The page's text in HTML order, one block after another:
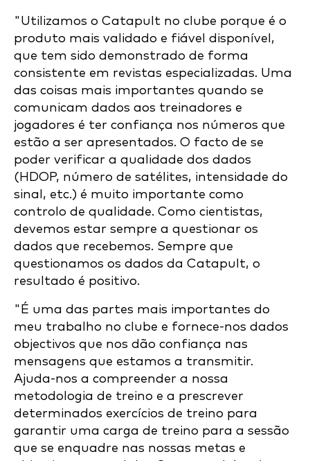
"Utilizamos o Catapult no clube porque é o
produto mais validado e fiável disponível,
que tem sido demonstrado de forma
consistente em revistas especializadas. Uma
das coisas mais importantes quando se
comunicam dados aos treinadores e
jogadores é ter confiança nos números que
estão a ser apresentados. O facto de se
poder verificar a qualidade dos dados
(HDOP, número de satélites, intensidade do
sinal, etc.) é muito importante como
controlo de qualidade. Como cientistas,
devemos estar sempre a questionar os
dados que recebemos. Sempre que
questionamos os dados da Catapult, o
resultado é positivo.
"É uma das partes mais importantes do
meu trabalho no clube e fornece-nos dados
objectivos que nos dão confiança nas
mensagens que estamos a transmitir.
Ajuda-nos a compreender a nossa
metodologia de treino e a prescrever
determinados exercícios de treino para
garantir uma carga de treino para a sessão
que se enquadre nas nossas metas e